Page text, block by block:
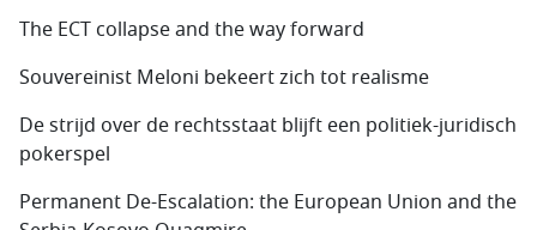
The ECT collapse and the way forward
Souvereinist Meloni bekeert zich tot realisme
De strijd over de rechtsstaat blijft een politiek-juridisch
pokerspel
Permanent De-Escalation: the European Union and the